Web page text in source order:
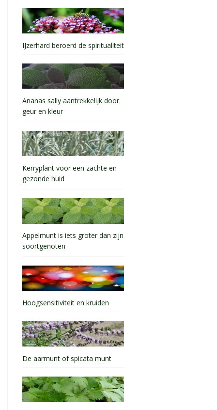
IJzerhard beroerd de spiritualiteit
Ananas sally aantrekkelijk door
geur en kleur
Kerryplant voor een zachte en
gezonde huid
Appelmunt is iets groter dan zijn
soortgenoten
Hoogsensitiviteit en kruiden
De aarmunt of spicata munt